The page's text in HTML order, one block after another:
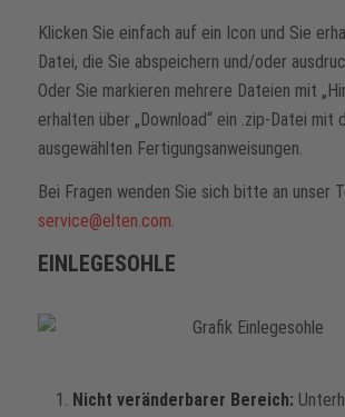
Klicken Sie einfach auf ein Icon und Sie
Datei, die Sie abspeichern und/oder
Oder Sie markieren mehrere Dateien mit
erhalten über „Download“ ein .zip-Datei mit
ausgewählten Fertigungsanweisungen.
Bei Fragen wenden Sie sich bitte an unser
service@elten.com.
EINLEGESOHLE
Nicht veränderbarer Bereich: